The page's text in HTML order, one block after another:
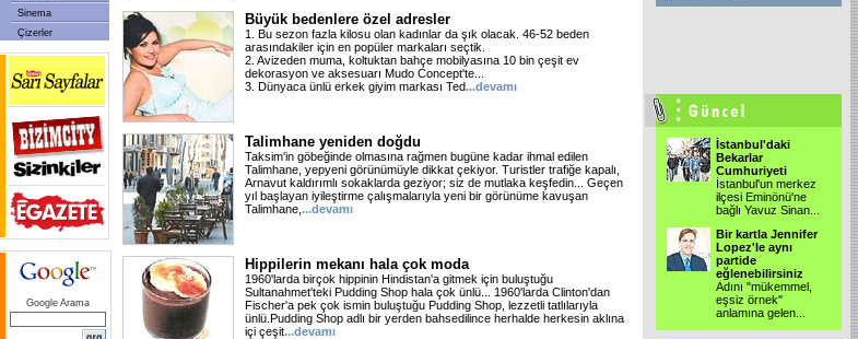
Sinema
Çizerler
Google Arama
Büyük bedenlere özel adresler
1. Bu sezon fazla kilosu olan kadınlar da şık olacak. 46-52 beden
arasındakiler için en popüler markaları seçtik.
2. Avizeden muma, koltuktan bahçe mobilyasına 10 bin çeşit ev
dekorasyon ve aksesuarı Mudo Concept'te...
3. Dünyaca ünlü erkek giyim markası Ted...devamı
Talimhane yeniden doğdu
Taksim'in göbeğinde olmasına rağmen bugüne kadar ihmal edilen
Talimhane, yepyeni görünümüyle dikkat çekiyor. Turistler trafiğe kapalı,
Arnavut kaldırımlı sokaklarda geziyor; siz de mutlaka keşfedin... Geçen
yıl başlayan iyileştirme çalışmalarıyla yeni bir görünüme kavuşan
Talimhane, ...devamı
Hippilerin mekanı hala çok moda
1960'larda birçok hippinin Hindistan'a gitmek için buluştuğu
Sultanahmet'teki Pudding Shop hala çok ünlü... 1960'larda Clinton'dan
Fischer'a pek çok ismin buluştuğu Pudding Shop, lezzetli tatlılarıyla
ünlü.Pudding Shop adlı bir yerden bahsedilince herhalde herkesin aklına
içi çeşit...devamı
İstanbul'daki
Bekarlar
Cumhuriyeti
İstanbul'un merkez
ilçesi Eminönü'ne
bağlı Yavuz Sinan
Bir kartla Jennifer
Lopez'le aynı
partide
eğlenebilirsiniz
Adını "mükemmel,
eşsiz örnek"
anlamına gelen